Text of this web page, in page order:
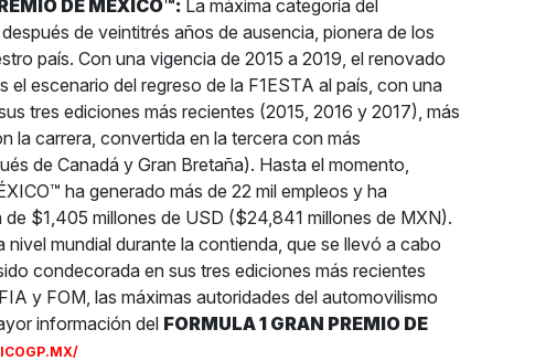
DE MÉXICO™:La máxima categoría del
de veintitrés años de ausencia, pionera de los
país. Con una vigencia de 2015 a 2019, el renovado
escenario del regreso de la F1ESTA al país, con una
tres ediciones más recientes (2015, 2016 y 2017), más
la carrera, convertida en la tercera con más
de Canadá y Gran Bretaña). Hasta el momento,
ha generado más de 22 mil empleos y ha
$1,405 millones de USD ($24,841 millones de MXN).
mundial durante la contienda, que se llevó a cabo
condecorada en sus tres ediciones más recientes
y FOM, las máximas autoridades del automovilismo
información del FORMULA 1 GRAN PREMIO DE